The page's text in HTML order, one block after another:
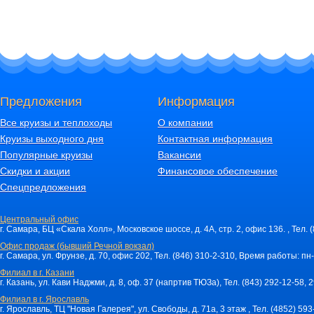
Причалы:
Москва: Северный речной вокзал (СРВ), метро «Речной вокзал»,
Как добраться: из метро "Пролетарская" направо, пешком пройти 1
РЕКОМЕНДАЦИИ ПО ПРОЕЗДУ К РЕЧНОМУ ВОКЗАЛУ г. Санкт
От Московского ж/д вокзала (станция метро "Маяковская") ехать до
станции "Пролетарская".
"Пролетарская".
Нижний Новгород: площадь Маркина, д. 15 А.
Самара : ул. Максима Горького, д. 82 (причалы №№ 3, 4).
Казань : ул. Девятаева, д. 1, метро «Площадь Тукая».
Внимание!
Предложения
Все круизы и теплоходы
Круизы выходного дня
Популярные круизы
Скидки и акции
Спецпредложения
Информация
О компании
Контактная информация
Вакансии
Финансовое обеспечение
Центральный офис
г. Самара, БЦ «Скала Холл», Московское шоссе, д. 4А, стр. 2, офис 136. ,
Офис продаж (бывший Речной вокзал)
г. Самара, ул. Фрунзе, д. 70, офис 202, Тел. (846) 310-2-310, Время работы:
Филиал в г. Казани
г. Казань, ул. Кави Наджми, д. 8, оф. 37 (напртив ТЮЗа), Тел. (843) 292-12-
Филиал в г. Ярославль
г. Ярославль, ТЦ "Новая Галерея", ул. Свободы, д. 71a, 3 этаж , Тел. (4852)